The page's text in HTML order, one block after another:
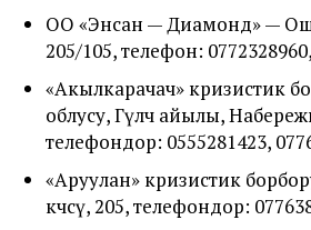
ОО «Энсан — Диамонд» — Ош,
205/105, телефон:
«Акылкарачач» кризистик
облусу, Гүлчө айылы,
телефондор: 0555281423,
«Аруулан» кризистик
көчөсү, 205, телефондор: